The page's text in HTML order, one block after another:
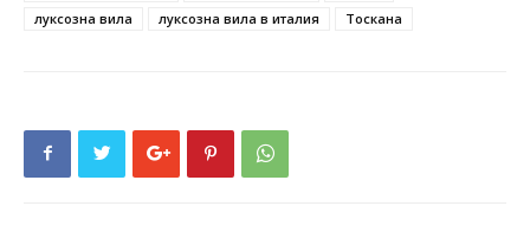
луксозна вила
луксозна вила в италия Тоскана